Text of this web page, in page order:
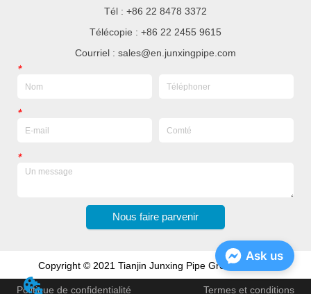
Tél : +86 22 8478 3372
Télécopie : +86 22 2455 9615
Courriel : sales@en.junxingpipe.com
*
*
*
Nous faire parvenir
Copyright © 2021 Tianjin Junxing Pipe Group Co., Ltd
Politique de confidentialité Termes et conditions
Ask us